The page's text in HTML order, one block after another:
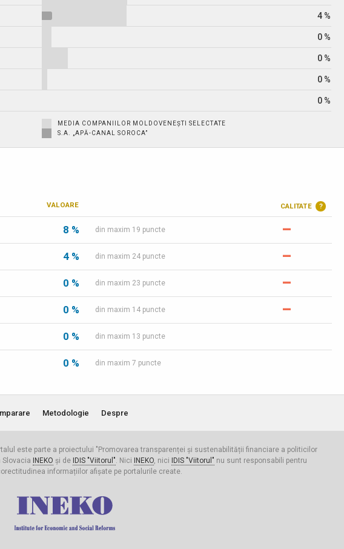
4 %
0 %
0 %
0 %
0 %
MEDIA COMPANIILOR MOLDOVENEȘTI SELECTATE
S.A. „APĂ-CANAL SOROCA”
VALOARE CALITATE ?
8 % din maxim 19 puncte –
4 % din maxim 24 puncte –
0 % din maxim 23 puncte –
0 % din maxim 14 puncte –
0 % din maxim 13 puncte
0 % din maxim 7 puncte
Metodologie Despre
este parte a proiectului "Promovarea transparenței și sustenabilității financiare a politicilor
INEKO și de IDIS "Viitorul". Nici INEKO, nici IDIS "Viitorul" nu sunt responsabili pentru
informațiilor afișate pe portalurile create.